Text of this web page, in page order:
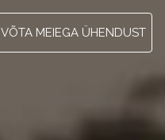
VÕTA MEIEGA ÜHENDUST